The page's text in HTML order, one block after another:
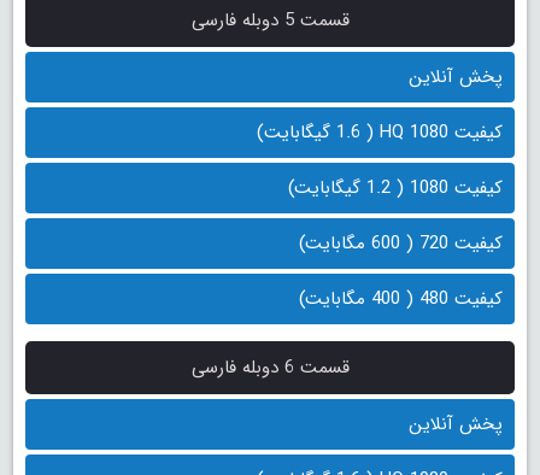
قسمت 5 دوبله فارسی
پخش آنلاین
کیفیت 1080 HQ ( 1.6 گیگابایت)
کیفیت 1080 ( 1.2 گیگابایت)
کیفیت 720 ( 600 مگابایت)
کیفیت 480 ( 400 مگابایت)
قسمت 6 دوبله فارسی
پخش آنلاین